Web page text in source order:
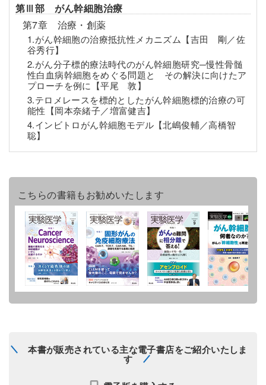
第Ⅲ部 がん幹細胞治療
第7章 治療・創薬
1.がん幹細胞の治療抵抗性メカニズム【吉田 剛／佐
谷秀行】
2.がん分子標的療法時代のがん幹細胞研究─慢性骨髄
性白血病幹細胞をめぐる問題と その解決に向けたア
プローチを例に【平尾 敦】
3.テロメレースを標的としたがん幹細胞標的治療の可
能性【岡本奈緒子／増富健吉】
4.インビトロがん幹細胞モデル【北嶋俊輔／高橋智
聡】
こちらの書籍もお勧めいたします
本書が販売されている主な電子書店をご紹介いたしま
す